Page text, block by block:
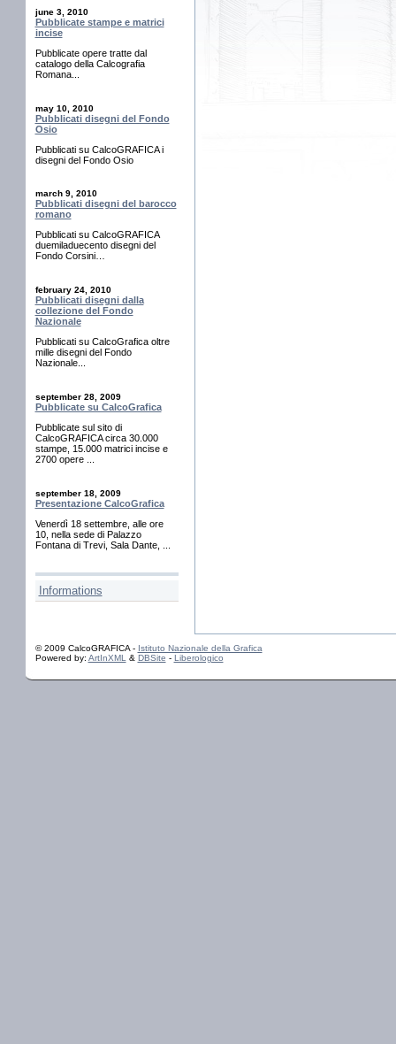
june 3, 2010
Pubblicate stampe e matrici
incise
Pubblicate opere tratte dal
catalogo della Calcografia
Romana...
may 10, 2010
Pubblicati disegni del Fondo
Osio
Pubblicati su CalcoGRAFICA i
disegni del Fondo Osio
march 9, 2010
Pubblicati disegni del barocco
romano
Pubblicati su CalcoGRAFICA
duemiladuecento disegni del
Fondo Corsini…
february 24, 2010
Pubblicati disegni dalla
collezione del Fondo
Nazionale
Pubblicati su CalcoGrafica oltre
mille disegni del Fondo
Nazionale...
september 28, 2009
Pubblicate su CalcoGrafica
Pubblicate sul sito di
CalcoGRAFICA circa 30.000
stampe, 15.000 matrici incise e
2700 opere ...
september 18, 2009
Presentazione CalcoGrafica
Venerdì 18 settembre, alle ore
10, nella sede di Palazzo
Fontana di Trevi, Sala Dante, ...
Informations
© 2009 CalcoGRAFICA - Istituto Nazionale della Grafica
Powered by: ArtInXML& DBSite - Liberologico